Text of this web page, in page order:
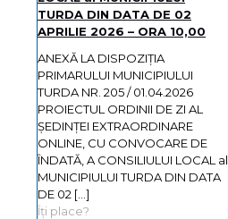
TURDA DIN DATA DE 02
APRILIE 2026 – ORA 10,00
ANEXĂ LA DISPOZIȚIA
PRIMARULUI MUNICIPIULUI
TURDA NR. 205 / 01.04.2026
PROIECTUL ORDINII DE ZI AL
ŞEDINŢEI EXTRAORDINARE
ONLINE, CU CONVOCARE DE
ÎNDATĂ, A CONSILIULUI LOCAL al
MUNICIPIULUI TURDA DIN DATA
DE 02 […]
Îți place?